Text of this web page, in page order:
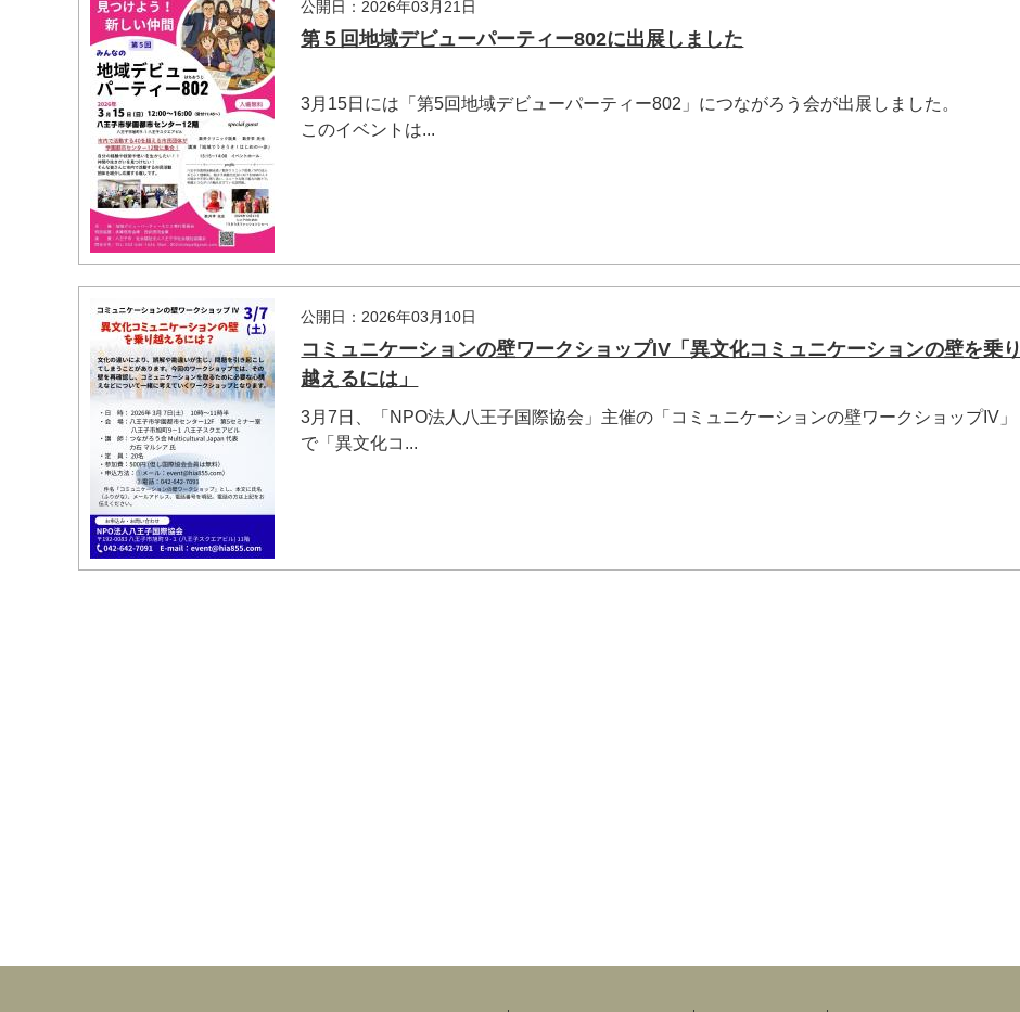
公開日：2026年03月21日
第５回地域デビューパーティー802に出展しました
3月15日には「第5回地域デビューパーティー802」につながろう会が出展しました。
このイベントは...
公開日：2026年03月10日
コミュニケーションの壁ワークショップIV「異文化コミュニケーションの壁を乗り
越えるには」
3月7日、「NPO法人八王子国際協会」主催の「コミュニケーションの壁ワークショップIV」
で「異文化コ...
マイメディア検索